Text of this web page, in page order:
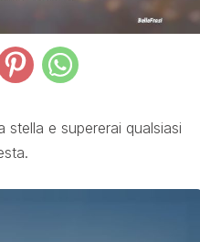
e supererai qualsiasi